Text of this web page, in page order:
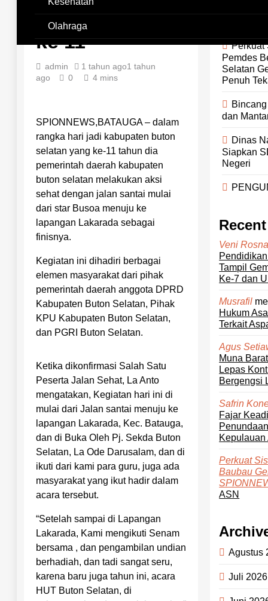
Olahraga
Buton Selatan
ke 11
admin 1 tahun ago1 tahun
ago
0 4 mins
SPIONNEWS,BATAUGA – dalam
rangka hari jadi kabupaten buton
selatan yang ke-11 tahun dia
pemerintah daerah kabupaten
buton selatan melakukan aksi
sehat dengan jalan santai mulai
dari star Busoa menuju ke
lapangan Lakarada sebagai
finisnya.
Kegiatan ini dihadiri berbagai
elemen masyarakat dari pihak
pemerintah daerah anggota DPRD
Kabupaten Buton Selatan, Pihak
KPU Kabupaten Buton Selatan,
dan PGRI Buton Selatan.
Ketika dikonfirmasi Salah Satu
Peserta Jalan Sehat, La Anto
mengatakan, Kegiatan hari ini di
mulai dari Jalan santai menuju ke
lapangan Lakarada, Kec. Batauga,
dan di Buka Oleh Pj. Sekda Buton
Selatan, La Ode Darusalam, dan di
ikuti dari kami para guru, juga ada
masyarakat yang ikut hadir dalam
acara tersebut.
“Setelah sampai di Lapangan
Lakarada, Kami mengikuti Senam
bersama , dan pengambilan undian
berhadiah, dan tadi sangat seru,
karena baru juga tahun ini, acara
HUT Buton Selatan, di
Perkuat
Pemdes
Selatan
Penuh
dan
Dinas
Siapkan
Negeri
Veni
Tampil
Ke-7 dan
Musrafil
Hukum
Terkait
Agus
Muna
Lepas
Bergengsi
Safrin
Fajar
Kepulauan
Perkuat
Baubau
ASN
Agustus
Juli 2026